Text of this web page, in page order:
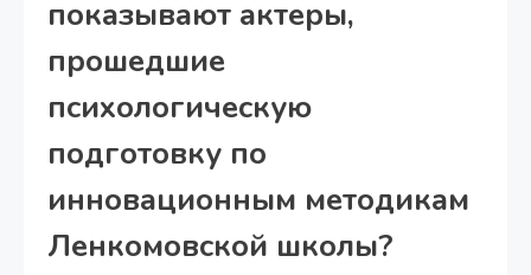
показывают актеры,
прошедшие
психологическую
подготовку по
инновационным методикам
Ленкомовской школы?